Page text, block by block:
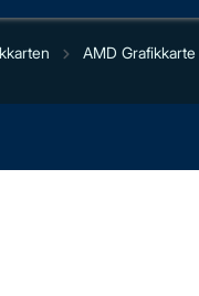
AMD Grafikkarte